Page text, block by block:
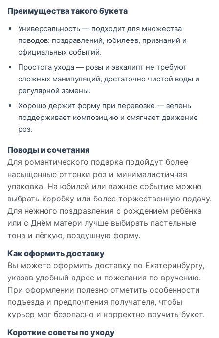
Преимущества такого букета
Универсальность — подходит для множества
поводов: поздравлений, юбилеев, признаний и
официальных событий.
Простота ухода — розы и эвкалипт не требуют
сложных манипуляций, достаточно чистой воды и
регулярной замены.
Хорошо держит форму при перевозке — зелень
поддерживает композицию и смягчает движение
роз.
Поводы и сочетания
Для романтического подарка подойдут более
насыщенные оттенки роз и минималистичная
упаковка. На юбилей или важное событие можно
выбрать коробку или более торжественную подачу.
Для нежного поздравления с рождением ребёнка
или с Днём матери лучше выбирать пастельные
тона и лёгкую, воздушную форму.
Как оформить доставку
Вы можете оформить доставку по Екатеринбургу,
указав удобный адрес и пожелания по вручению.
При оформлении полезно отметить особенности
подъезда и предпочтения получателя, чтобы
курьер мог безопасно и корректно вручить букет.
Короткие советы по уходу